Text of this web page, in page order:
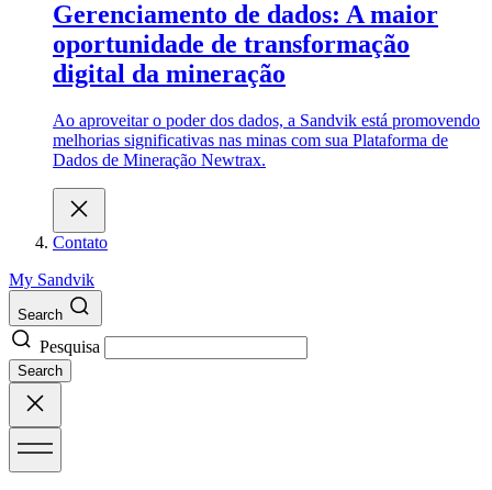
Gerenciamento de dados: A maior
oportunidade de transformação
digital da mineração
Ao aproveitar o poder dos dados, a Sandvik está promovendo
melhorias significativas nas minas com sua Plataforma de
Dados de Mineração Newtrax.
Contato
My Sandvik
Search
Pesquisa
Search